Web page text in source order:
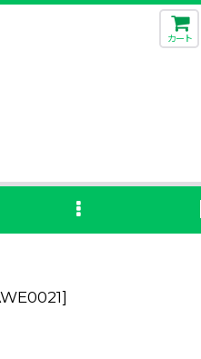
カート
]